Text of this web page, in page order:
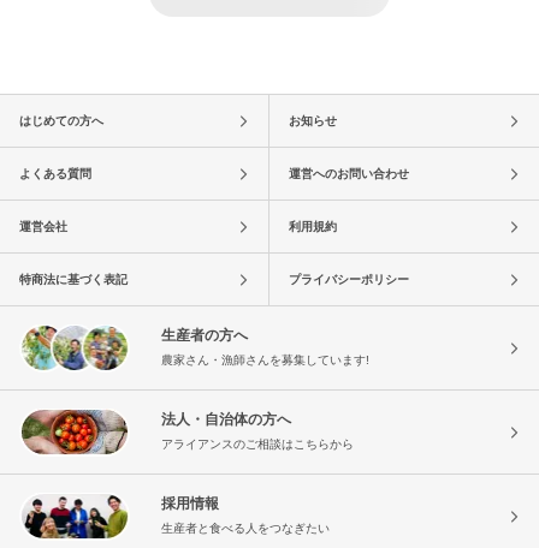
はじめての方へ お知らせ
よくある質問 運営へのお問い合わせ
運営会社 利用規約
特商法に基づく表記 プライバシーポリシー
生産者の方へ
農家さん・漁師さんを募集しています!
法人・自治体の方へ
アライアンスのご相談はこちらから
採用情報
生産者と食べる人をつなぎたい